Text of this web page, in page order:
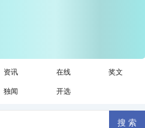
资讯 在线 奖文
独闻 开选